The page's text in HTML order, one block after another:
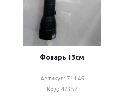
Фонарь 13см
Артикул: Z1145
Код: 42357